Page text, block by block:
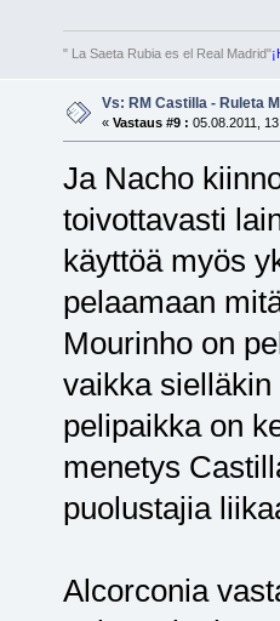
" La Saeta Rubia es el Real Madrid"
Vs: RM Castilla - Ruleta
« Vastaus #9 : 05.08.2011,
Ja Nacho
toivottavasti
käyttöä myös
pelaamaan
Mourinho on
vaikka
pelipaikka on
menetys
puolustajia
Alcorconia